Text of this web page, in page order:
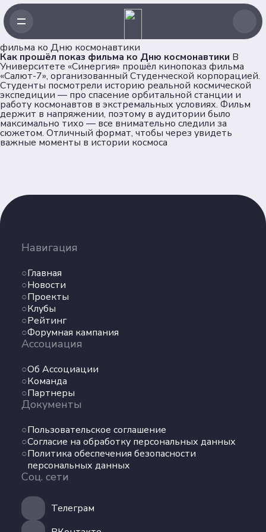
фильма ко Дню космонавтики
Как прошёл показ фильма ко Дню космонавтики В
Университете «Синергия» прошёл кинопоказ фильма
«Салют-7», организованный Студенческой корпорацией.
Студенты посмотрели историю реальной космической
экспедиции — про спасение орбитальной станции и
работу космонавтов в экстремальных условиях. Фильм
держит в напряжении, поэтому в аудитории было
максимально тихо — все внимательно следили за
сюжетом. Отличный формат, чтобы через увидеть
важные моменты в истории космоса
Навигация
Главная
Новости
Проекты
Клубы
Рейтинг
Форумная кампания
Ассоциация
Об Ассоциации
Команда
Партнеры
Документы
Пользовательское соглашение
Согласие на обработку персональных данных
Политика обеспечения безопасности
персональных данных
Соц. сети
Телеграм
Главная
Рейтинг
Форумная кампания
Об Ассоциации
Команда
Партнеры
Пользовательское соглашение
Согласие на обработку персональных данных
персональных данных
сети
ВКонтакте
Max